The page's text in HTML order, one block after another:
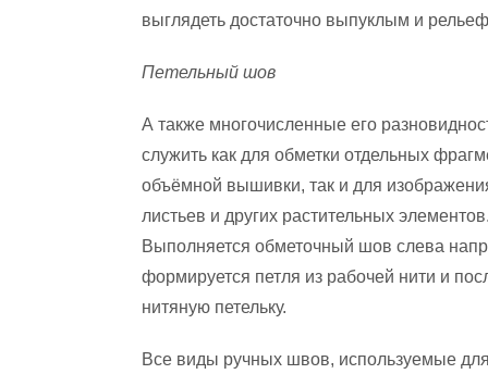
выглядеть достаточно выпуклым и
Петельный шов
А также многочисленные его
служить как для обметки отдельных
объёмной вышивки, так и для
листьев и других растительных
Выполняется обметочный шов слева
формируется петля из рабочей нити и
нитяную петельку.
Все виды ручных швов, используемые